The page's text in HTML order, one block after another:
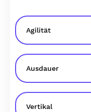
Agilität
Ausdauer
Vertikal